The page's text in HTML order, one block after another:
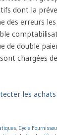
dont la
des erreurs
de double
chargées
les
, Cycle